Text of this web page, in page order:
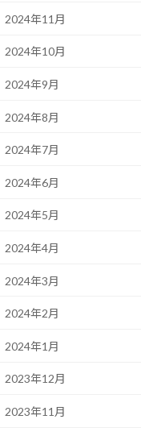
2024年11月
2024年10月
2024年9月
2024年8月
2024年7月
2024年6月
2024年5月
2024年4月
2024年3月
2024年2月
2024年1月
2023年12月
2023年11月